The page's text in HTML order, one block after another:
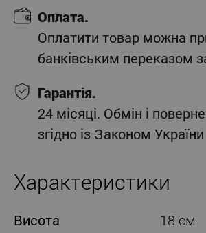
Оплата.
Оплатити товар можна
банківським переказом
Гарантія.
24 місяці. Обмін і
згідно із Законом
Характеристики
Висота 18 см